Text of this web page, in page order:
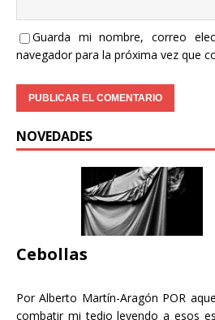
Guarda mi nombre, correo
navegador para la próxima vez que
NOVEDADES
Cebollas
Por Alberto Martín-Aragón POR
combatir mi tedio leyendo a esos